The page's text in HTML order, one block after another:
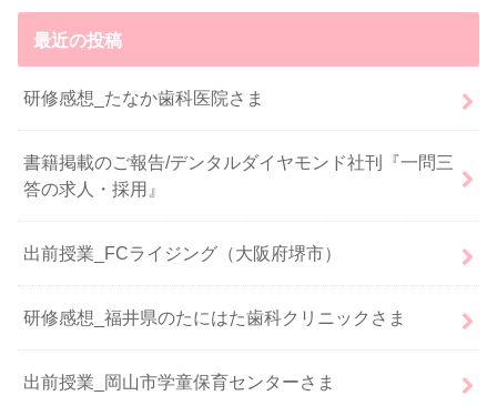
最近の投稿
研修感想_たなか歯科医院さま
書籍掲載のご報告/デンタルダイヤモンド社刊『一問三
答の求人・採用』
出前授業_FCライジング（大阪府堺市）
研修感想_福井県のたにはた歯科クリニックさま
出前授業_岡山市学童保育センターさま